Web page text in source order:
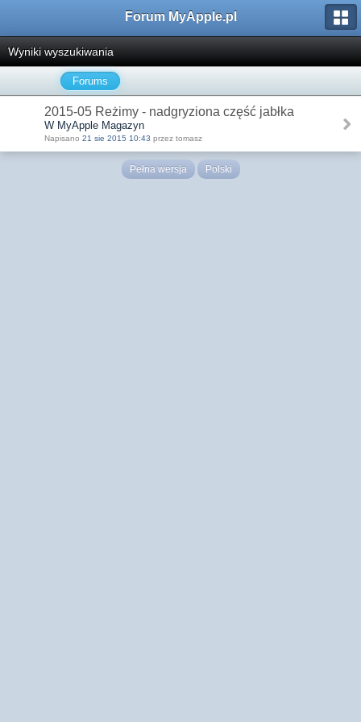
Forum MyApple.pl
Wyniki wyszukiwania
Forums
2015-05 Reżimy - nadgryziona część jabłka
W MyApple Magazyn
Napisano 21 sie 2015 10:43 przez tomasz
Pełna wersja Polski